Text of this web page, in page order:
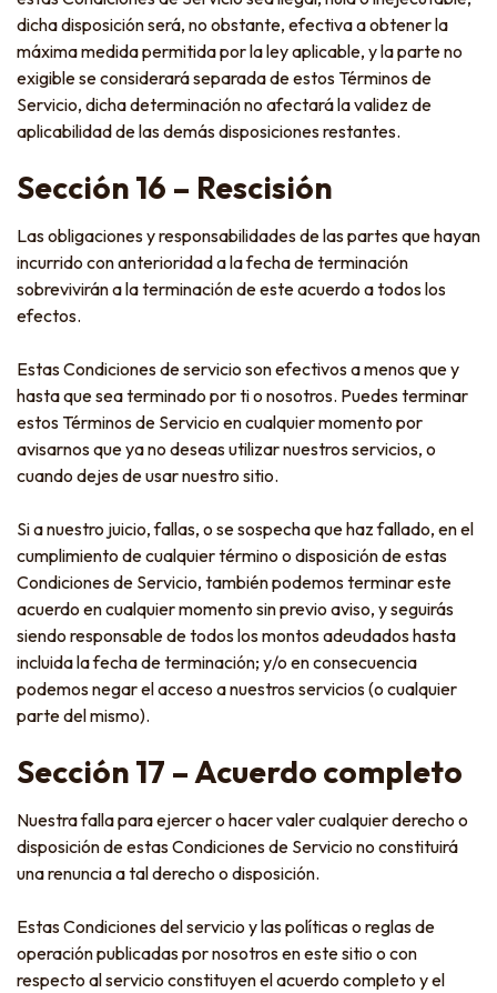
dicha disposición será, no obstante, efectiva a obtener la
máxima medida permitida por la ley aplicable, y la parte no
exigible se considerará separada de estos Términos de
Servicio, dicha determinación no afectará la validez de
aplicabilidad de las demás disposiciones restantes.
Sección 16 – Rescisión
Las obligaciones y responsabilidades de las partes que hayan
incurrido con anterioridad a la fecha de terminación
sobrevivirán a la terminación de este acuerdo a todos los
efectos.
Estas Condiciones de servicio son efectivos a menos que y
hasta que sea terminado por ti o nosotros. Puedes terminar
estos Términos de Servicio en cualquier momento por
avisarnos que ya no deseas utilizar nuestros servicios, o
cuando dejes de usar nuestro sitio.
Si a nuestro juicio, fallas, o se sospecha que haz fallado, en el
cumplimiento de cualquier término o disposición de estas
Condiciones de Servicio, también podemos terminar este
acuerdo en cualquier momento sin previo aviso, y seguirás
siendo responsable de todos los montos adeudados hasta
incluida la fecha de terminación; y/o en consecuencia
podemos negar el acceso a nuestros servicios (o cualquier
parte del mismo).
Sección 17 – Acuerdo completo
Nuestra falla para ejercer o hacer valer cualquier derecho o
disposición de estas Condiciones de Servicio no constituirá
una renuncia a tal derecho o disposición.
Estas Condiciones del servicio y las políticas o reglas de
operación publicadas por nosotros en este sitio o con
respecto al servicio constituyen el acuerdo completo y el